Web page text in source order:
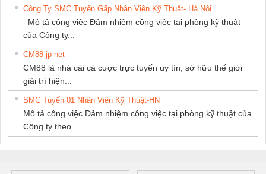
Công Ty SMC Tuyển Gấp Nhân Viên Kỹ Thuật- Hà Nội
Mô tả công việc Đảm nhiệm công việc tại phòng kỹ thuật
của Công ty...
CM88 jp net
CM88 là nhà cái cá cược trực tuyến uy tín, sở hữu thế giới
giải trí hiện...
SMC Tuyển 01 Nhân Viên Kỹ Thuật-HN
Mô tả công việc Đảm nhiệm công việc tại phòng kỹ thuật của
Công ty theo...